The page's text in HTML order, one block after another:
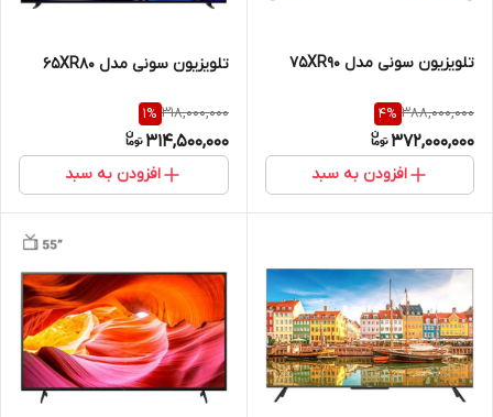
تلویزیون سونی مدل 75XR90
388,000,000
4%
372,000,000
افزودن به سبد
تلویزیون سونی مدل 65XR80
318,000,000
1%
314,500,000
افزودن به سبد